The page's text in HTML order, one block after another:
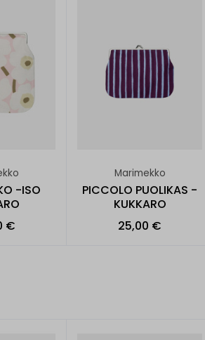
-ISO
€
Marimekko
PICCOLO PUOLIKAS -
KUKKARO
25,00 €